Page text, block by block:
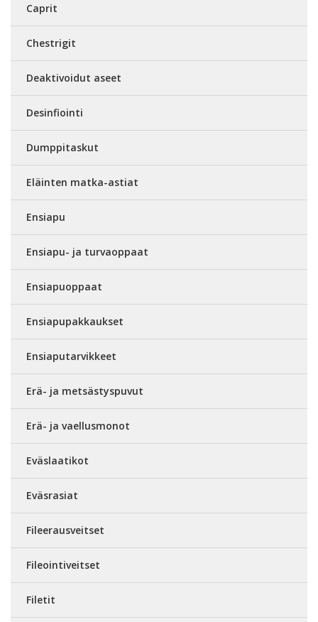
Caprit
Chestrigit
Deaktivoidut aseet
Desinfiointi
Dumppitaskut
Eläinten matka-astiat
Ensiapu
Ensiapu- ja turvaoppaat
Ensiapuoppaat
Ensiapupakkaukset
Ensiaputarvikkeet
Erä- ja metsästyspuvut
Erä- ja vaellusmonot
Eväslaatikot
Eväsrasiat
Fileerausveitset
Fileointiveitset
Filetit